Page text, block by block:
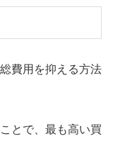
費用を抑える方法
とで、最も高い買